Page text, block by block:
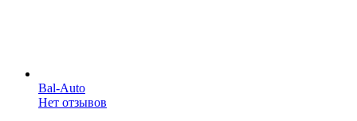
Bal-Auto
Нет отзывов